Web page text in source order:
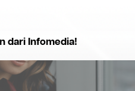
dari Infomedia!